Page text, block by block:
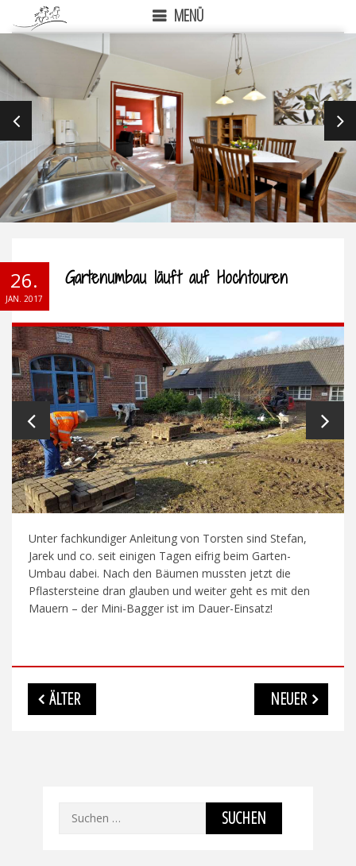
MENÜ
PREVIOUS
26.
JAN. 2017
Gartenumbau läuft auf Hochtouren
Unter fachkundiger Anleitung von Torsten sind Stefan,
Jarek und co. seit einigen Tagen eifrig beim Garten-
Umbau dabei. Nach den Bäumen mussten jetzt die
Pflastersteine dran glauben und weiter geht es mit den
Mauern – der Mini-Bagger ist im Dauer-Einsatz!
Beitragsnavigation
ÄLTER NEUER
Suchen